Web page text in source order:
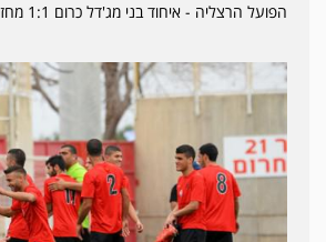
הפועל הרצליה - איחוד בני מג'דל כרום 1:1 מחזור 26 ליגה א' צפון